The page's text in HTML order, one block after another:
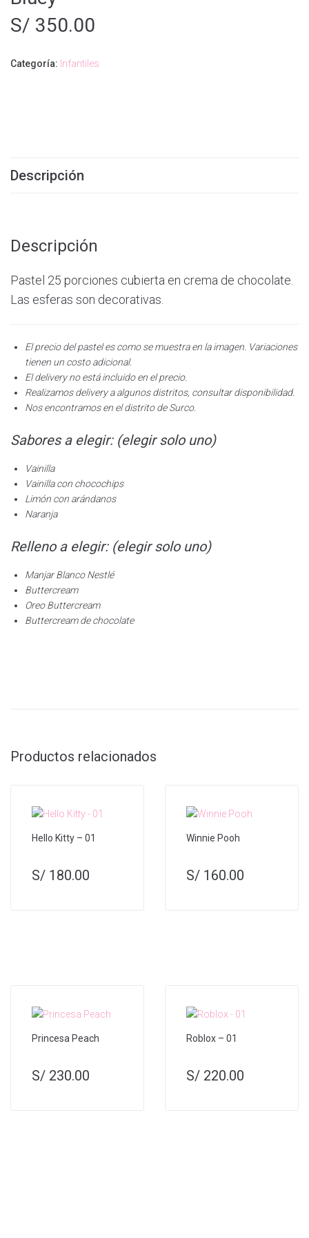
S/ 350.00
Categoría: Infantiles
Descripción
Descripción
Pastel 25 porciones cubierta en crema de chocolate.
Las esferas son decorativas.
El precio del pastel es como se muestra en la imagen. Variaciones
tienen un costo adicional.
El delivery no está incluido en el precio.
Realizamos delivery a algunos distritos, consultar disponibilidad.
Nos encontramos en el distrito de Surco.
Sabores a elegir: (elegir solo uno)
Vainilla
Vainilla con chocochips
Limón con arándanos
Naranja
Relleno a elegir: (elegir solo uno)
Manjar Blanco Nestlé
Buttercream
Oreo Buttercream
Buttercream de chocolate
Productos relacionados
Hello Kitty – 01
S/ 180.00
Winnie Pooh
S/ 160.00
Princesa Peach
S/ 230.00
Roblox – 01
S/ 220.00